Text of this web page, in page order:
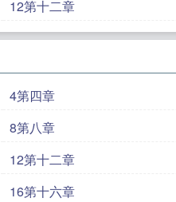
好的，希因
私立学校，
很羡慕大家
意思多
，他的天
- 随着时
到些许乐
12第十二章
4第四章
8第八章
12第十二章
16第十六章